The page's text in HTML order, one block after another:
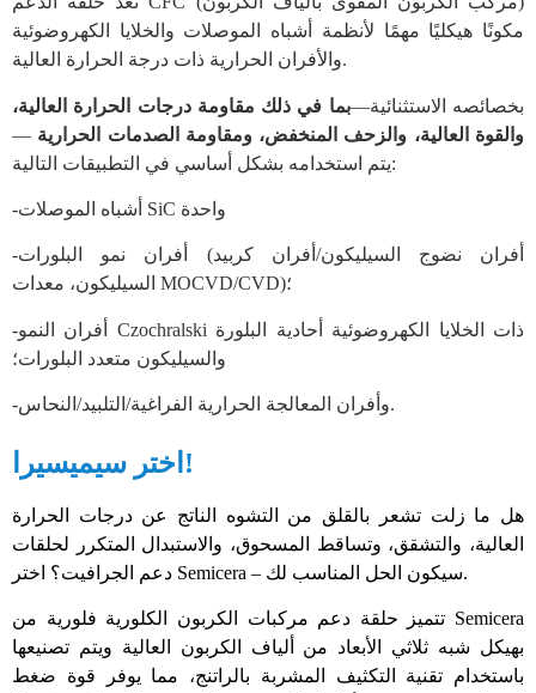
مكونًا هيكليًا مهمًا لأنظمة أشباه الموصلات والخلايا الكهروضوئية
والأفران الحرارية ذات درجة الحرارة العالية.
بخصائصه الاستثنائية—بما في ذلك مقاومة درجات الحرارة العالية،
والقوة العالية، والزحف المنخفض، ومقاومة الصدمات الحرارية —
يتم استخدامه بشكل أساسي في التطبيقات التالية:
-أفران نمو البلورات (أفران نضوج السيليكون/أفران كربيد
-أفران النمو Czochralski ذات الخلايا الكهروضوئية أحادية البلورة
والسيليكون متعدد البلورات؛
-وأفران المعالجة الحرارية الفراغية/التلبيد/النحاس.
اختر سيميسيرا!
هل ما زلت تشعر بالقلق من التشوه الناتج عن درجات الحرارة
العالية، والتشقق، وتساقط المسحوق، والاستبدال المتكرر لحلقات
دعم الجرافيت؟ اختر Semicera – سيكون الحل المناسب لك.
تتميز حلقة دعم مركبات الكربون الكلورية فلورية من Semicera
بهيكل شبه ثلاثي الأبعاد من ألياف الكربون العالية ويتم تصنيعها
باستخدام تقنية التكثيف المشربة بالراتنج، مما يوفر قوة ضغط